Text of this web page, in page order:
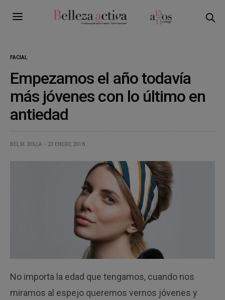
FACIAL
Empezamos el año todavía
más jóvenes con lo último en
antiedad
BEL M. DOLLA 23 ENERO, 2018
No importa la edad que tengamos, cuando nos
miramos al espejo queremos vernos jóvenes y